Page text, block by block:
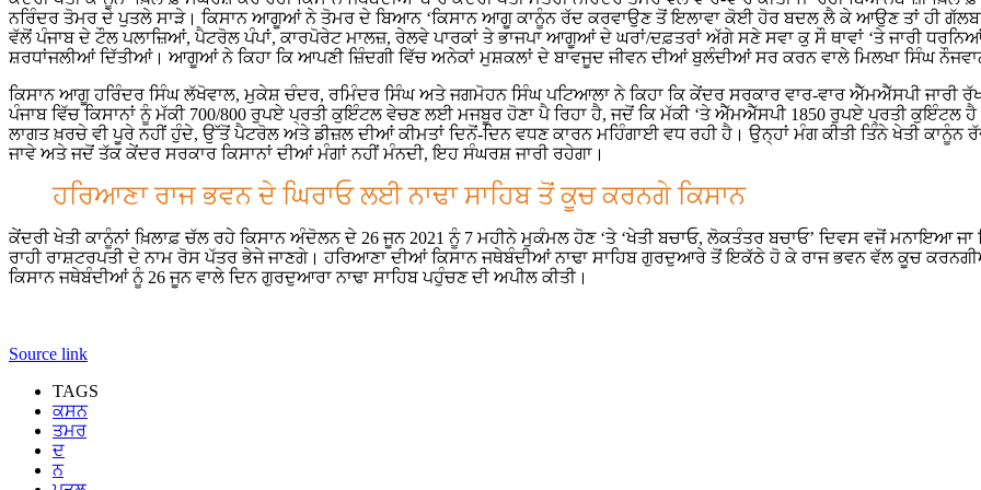
ਨਰਿੰਦਰ ਤੋਮਰ ਦੇ ਪੁਤਲੇ ਸਾੜੇ। ਕਿਸਾਨ ਆਗੂਆਂ ਨੇ ਤੋਮਰ ਦੇ ਬਿਆਨ ‘ਕਿਸਾਨ ਆਗੂ ਕਾਨੂੰਨ ਰੱਦ ਕਰਵਾਉਣ ਤੋਂ ਇਲਾਵਾ ਕੋਈ ਹੋਰ ਬਦਲ ਲੈ ਕੇ ਆਉਣ ਤਾਂ ਹੀ
ਵੱਲੋਂ ਪੰਜਾਬ ਦੇ ਟੌਲ ਪਲਾਜ਼ਿਆਂ, ਪੈਟਰੋਲ ਪੰਪਾਂ, ਕਾਰਪੋਰੇਟ ਮਾਲਜ਼, ਰੇਲਵੇ ਪਾਰਕਾਂ ਤੇ ਭਾਜਪਾ ਆਗੂਆਂ ਦੇ ਘਰਾਂ/ਦਫ਼ਤਰਾਂ ਅੱਗੇ ਸਣੇ ਸਵਾ ਕੁ ਸੌ ਥਾਵਾਂ ‘ਤੇ ਜਾਰੀ
ਸ਼ਰਧਾਂਜਲੀਆਂ ਦਿੱਤੀਆਂ। ਆਗੂਆਂ ਨੇ ਕਿਹਾ ਕਿ ਆਪਣੀ ਜ਼ਿੰਦਗੀ ਵਿੱਚ ਅਨੇਕਾਂ ਮੁਸ਼ਕਲਾਂ ਦੇ ਬਾਵਜੂਦ ਜੀਵਨ ਦੀਆਂ ਬੁਲੰਦੀਆਂ ਸਰ ਕਰਨ ਵਾਲੇ ਮਿਲਖਾ ਸਿੰਘ
ਕਿਸਾਨ ਆਗੂ ਹਰਿੰਦਰ ਸਿੰਘ ਲੱਖੋਵਾਲ, ਮੁਕੇਸ਼ ਚੰਦਰ, ਰਮਿੰਦਰ ਸਿੰਘ ਅਤੇ ਜਗਮੋਹਨ ਸਿੰਘ ਪਟਿਆਲਾ ਨੇ ਕਿਹਾ ਕਿ ਕੇਂਦਰ ਸਰਕਾਰ ਵਾਰ-ਵਾਰ ਐੱਮਐੱਸਪੀ ਜਾਰੀ
ਪੰਜਾਬ ਵਿੱਚ ਕਿਸਾਨਾਂ ਨੂੰ ਮੱਕੀ 700/800 ਰੁਪਏ ਪ੍ਰਤੀ ਕੁਇੰਟਲ ਵੇਚਣ ਲਈ ਮਜਬੂਰ ਹੋਣਾ ਪੈ ਰਿਹਾ ਹੈ, ਜਦੋਂ ਕਿ ਮੱਕੀ ‘ਤੇ ਐੱਮਐੱਸਪੀ 1850 ਰੁਪਏ ਪ੍ਰਤੀ ਕੁਇੰਟਲ
ਲਾਗਤ ਖ਼ਰਚੇ ਵੀ ਪੂਰੇ ਨਹੀਂ ਹੁੰਦੇ, ਉੱਤੋਂ ਪੈਟਰੋਲ ਅਤੇ ਡੀਜ਼ਲ ਦੀਆਂ ਕੀਮਤਾਂ ਦਿਨੋਂ-ਦਿਨ ਵਧਣ ਕਾਰਨ ਮਹਿੰਗਾਈ ਵਧ ਰਹੀ ਹੈ। ਉਨ੍ਹਾਂ ਮੰਗ ਕੀਤੀ ਤਿੰਨੇ ਖੇਤੀ ਕਾਨੂੰਨ
ਜਾਵੇ ਅਤੇ ਜਦੋਂ ਤੱਕ ਕੇਂਦਰ ਸਰਕਾਰ ਕਿਸਾਨਾਂ ਦੀਆਂ ਮੰਗਾਂ ਨਹੀਂ ਮੰਨਦੀ, ਇਹ ਸੰਘਰਸ਼ ਜਾਰੀ ਰਹੇਗਾ।
ਹਰਿਆਣਾ ਰਾਜ ਭਵਨ ਦੇ ਘਿਰਾਓ ਲਈ ਨਾਢਾ ਸਾਹਿਬ ਤੋਂ ਕੂਚ ਕਰਨਗੇ ਕਿਸਾਨ
ਕੇਂਦਰੀ ਖੇਤੀ ਕਾਨੂੰਨਾਂ ਖ਼ਿਲਾਫ਼ ਚੱਲ ਰਹੇ ਕਿਸਾਨ ਅੰਦੋਲਨ ਦੇ 26 ਜੂਨ 2021 ਨੂੰ 7 ਮਹੀਨੇ ਮੁਕੰਮਲ ਹੋਣ ‘ਤੇ ‘ਖੇਤੀ ਬਚਾਓ, ਲੋਕਤੰਤਰ ਬਚਾਓ’ ਦਿਵਸ ਵਜੋਂ ਮਨਾਇਆ
ਰਾਹੀ ਰਾਸ਼ਟਰਪਤੀ ਦੇ ਨਾਮ ਰੋਸ ਪੱਤਰ ਭੇਜੇ ਜਾਣਗੇ। ਹਰਿਆਣਾ ਦੀਆਂ ਕਿਸਾਨ ਜਥੇਬੰਦੀਆਂ ਨਾਢਾ ਸਾਹਿਬ ਗੁਰਦੁਆਰੇ ਤੋਂ ਇਕੱਠੇ ਹੋ ਕੇ ਰਾਜ ਭਵਨ ਵੱਲ ਕੂਚ
ਕਿਸਾਨ ਜਥੇਬੰਦੀਆਂ ਨੂੰ 26 ਜੂਨ ਵਾਲੇ ਦਿਨ ਗੁਰਦੁਆਰਾ ਨਾਢਾ ਸਾਹਿਬ ਪਹੁੰਚਣ ਦੀ ਅਪੀਲ ਕੀਤੀ।
Source link
TAGS
ਕਸਨ
ਤਮਰ
ਦ
ਨ